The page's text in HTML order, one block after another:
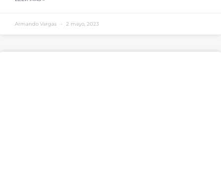
Armando Vargas 2 mayo, 2023